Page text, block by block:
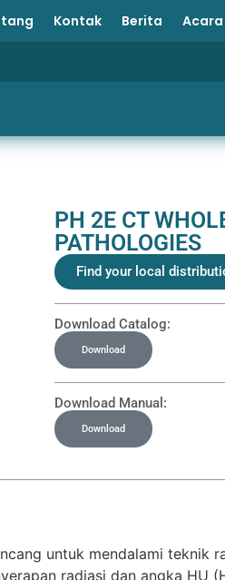
Kontak Berita Acara
PH 2E CT
PATHOLOGIES
Find your local
Download Catalog:
Download
Download Manual:
Download
untuk mendalami
radiasi dan angka HU